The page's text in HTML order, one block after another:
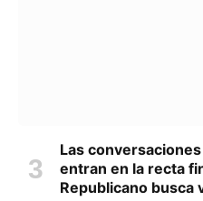
Las
entran en la recta
Republicano busca